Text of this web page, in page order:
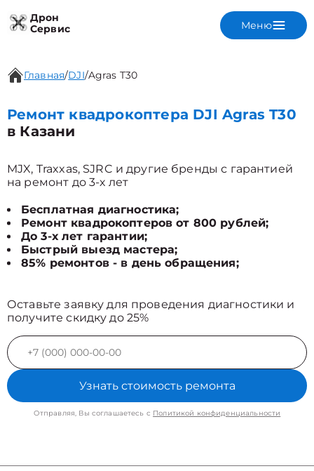
Дрон
Сервис
Меню
Главная/DJI/Agras T30
Ремонт квадрокоптера DJI Agras T30
в Казани
MJX, Traxxas, SJRC и другие бренды с гарантией
на ремонт до 3-х лет
Бесплатная диагностика;
Ремонт квадрокоптеров от 800 рублей;
До 3-х лет гарантии;
Быстрый выезд мастера;
85% ремонтов - в день обращения;
Оставьте заявку для проведения диагностики и
получите скидку до 25%
Узнать стоимость ремонта
Отправляя, Вы соглашаетесь с Политикой конфиденциальности